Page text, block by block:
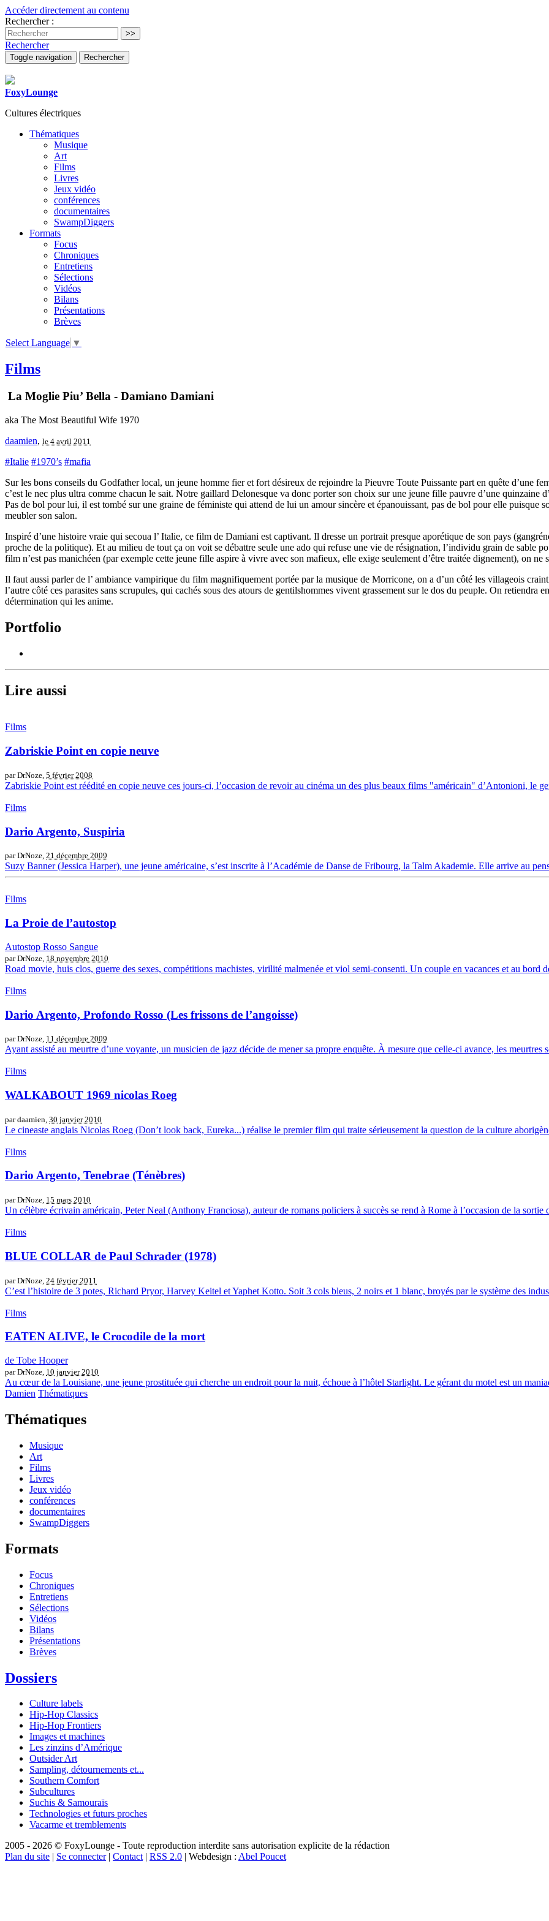
Accéder directement au contenu
Rechercher :
Rechercher
Toggle navigation Rechercher
FoxyLounge
Cultures électriques
Thématiques
Musique
Art
Films
Livres
Jeux vidéo
conférences
documentaires
SwampDiggers
Formats
Focus
Chroniques
Entretiens
Sélections
Vidéos
Bilans
Présentations
Brèves
Select Language ▼
Films
La Moglie Piu’ Bella - Damiano Damiani
aka The Most Beautiful Wife 1970
daamien, le 4 avril 2011
#Italie #1970’s #mafia
Sur les bons conseils du Godfather local, un jeune homme fier et fort désireux de rejoindre la Pieuvre Toute Puissante part en quête d’une
c’est le nec plus ultra comme chacun le sait. Notre gaillard Delonesque va donc porter son choix sur une jeune fille pauvre d’une quinzaine
Pas de bol pour lui, il est tombé sur une graine de féministe qui attend de lui un amour sincère et épanouissant, pas de bol pour elle puisque
meubler son salon.
Inspiré d’une histoire vraie qui secoua l’ Italie, ce film de Damiani est captivant. Il dresse un portrait presque aporétique de son pays
proche de la politique). Et au milieu de tout ça on voit se débattre seule une ado qui refuse une vie de résignation, l’individu grain de sable
film n’est pas manichéen (par exemple cette jeune fille aspire à vivre avec son mafieux, elle exige seulement d’être traitée dignement), on ne
Il faut aussi parler de l’ ambiance vampirique du film magnifiquement portée par la musique de Morricone, on a d’un côté les villageois
l’autre côté ces parasites sans scrupules, qui cachés sous des atours de gentilshommes vivent grassement sur le dos du peuple. On
détermination qui les anime.
Portfolio
Lire aussi
Films
Zabriskie Point en copie neuve
par DrNoze, 5 février 2008
Zabriskie Point est réédité en copie neuve ces jours-ci, l’occasion de revoir au cinéma un des plus beaux films "américain" d’Antonioni, le
Films
Dario Argento, Suspiria
par DrNoze, 21 décembre 2009
Suzy Banner (Jessica Harper), une jeune américaine, s’est inscrite à l’Académie de Danse de Fribourg, la Talm Akademie. Elle arrive au
Films
La Proie de l’autostop
Autostop Rosso Sangue
par DrNoze, 18 novembre 2010
Road movie, huis clos, guerre des sexes, compétitions machistes, virilité malmenée et viol semi-consenti. Un couple en vacances et au bord
Films
Dario Argento, Profondo Rosso (Les frissons de l’angoisse)
par DrNoze, 11 décembre 2009
Ayant assisté au meurtre d’une voyante, un musicien de jazz décide de mener sa propre enquête. À mesure que celle-ci avance, les meurtres
Films
WALKABOUT 1969 nicolas Roeg
par daamien, 30 janvier 2010
Le cineaste anglais Nicolas Roeg (Don’t look back, Eureka...) réalise le premier film qui traite sérieusement la question de la culture
Films
Dario Argento, Tenebrae (Ténèbres)
par DrNoze, 15 mars 2010
Un célèbre écrivain américain, Peter Neal (Anthony Franciosa), auteur de romans policiers à succès se rend à Rome à l’occasion de la sortie
Films
BLUE COLLAR de Paul Schrader (1978)
par DrNoze, 24 février 2011
C’est l’histoire de 3 potes, Richard Pryor, Harvey Keitel et Yaphet Kotto. Soit 3 cols bleus, 2 noirs et 1 blanc, broyés par le système des
Films
EATEN ALIVE, le Crocodile de la mort
de Tobe Hooper
par DrNoze, 10 janvier 2010
Au cœur de la Louisiane, une jeune prostituée qui cherche un endroit pour la nuit, échoue à l’hôtel Starlight. Le gérant du motel est un
Damien Thématiques
Thématiques
Musique
Art
Films
Livres
Jeux vidéo
conférences
documentaires
SwampDiggers
Formats
Focus
Chroniques
Entretiens
Sélections
Vidéos
Bilans
Présentations
Brèves
Dossiers
Culture labels
Hip-Hop Classics
Hip-Hop Frontiers
Images et machines
Les zinzins d’Amérique
Outsider Art
Sampling, détournements et...
Southern Comfort
Subcultures
Suchis & Samouraïs
Technologies et futurs proches
Vacarme et tremblements
2005 - 2026 © FoxyLounge - Toute reproduction interdite sans autorisation explicite de la rédaction
Plan du site | Se connecter| Contact| RSS 2.0 | Webdesign : Abel Poucet